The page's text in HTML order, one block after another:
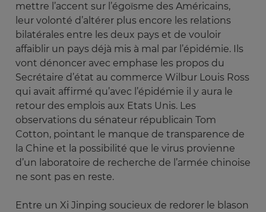
mettre l’accent sur l’égoïsme des Américains,
leur volonté d’altérer plus encore les relations
bilatérales entre les deux pays et de vouloir
affaiblir un pays déjà mis à mal par l’épidémie. Ils
vont dénoncer avec emphase les propos du
Secrétaire d’état au commerce Wilbur Louis Ross
qui avait affirmé qu’avec l’épidémie il y aura le
retour des emplois aux Etats Unis. Les
observations du sénateur républicain Tom
Cotton, pointant le manque de transparence de
la Chine et la possibilité que le virus provienne
d’un laboratoire de recherche de l’armée chinoise
ne sont pas en reste.
Entre un Xi Jinping soucieux de redorer le blason